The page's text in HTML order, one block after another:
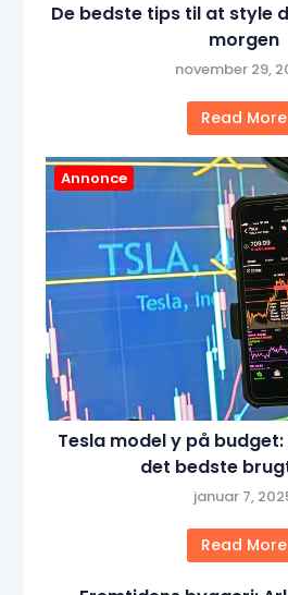
De bedste tips til at style
morgen
november 29,
Read More
Annonce
Tesla model y på
det bedste
januar 7,
Read More